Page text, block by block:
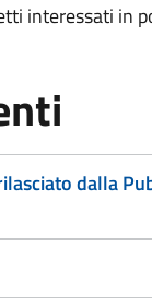
interessati in
dalla